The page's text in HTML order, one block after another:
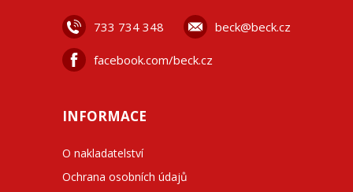
733 734 348 beck@beck.cz
facebook.com/beck.cz
INFORMACE
O nakladatelství
Ochrana osobních údajů